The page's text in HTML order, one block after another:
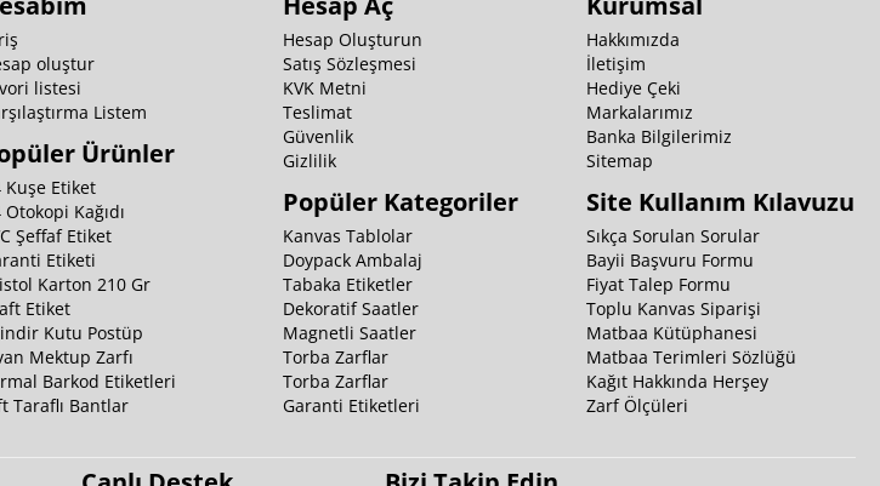
oluştur
listesi
Listem
Ürünler
Kuşe Etiket
Otokopi Kağıdı
Şeffaf Etiket
Etiketi
Karton 210 Gr
Etiket
Kutu Postüp
Mektup Zarfı
Barkod Etiketleri
Taraflı Bantlar
Hesap Oluşturun
Satış Sözleşmesi
KVK Metni
Teslimat
Güvenlik
Gizlilik
Popüler Kategoriler
Kanvas Tablolar
Doypack Ambalaj
Tabaka Etiketler
Dekoratif Saatler
Magnetli Saatler
Torba Zarflar
Torba Zarflar
Garanti Etiketleri
Hakkımızda
İletişim
Hediye Çeki
Markalarımız
Banka Bilgilerimiz
Sitemap
Site Kullanım Kılavuzu
Sıkça Sorulan Sorular
Bayii Başvuru Formu
Fiyat Talep Formu
Toplu Kanvas Siparişi
Matbaa Kütüphanesi
Matbaa Terimleri Sözlüğü
Kağıt Hakkında Herşey
Zarf Ölçüleri